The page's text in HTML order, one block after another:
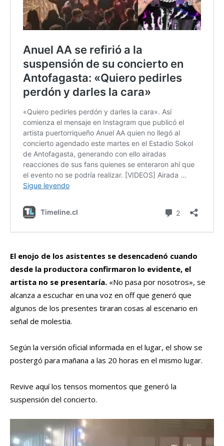
El enojo de los asistentes se desencadenó cuando
desde la productora confirmaron lo evidente, el
artista no se presentaría. «No pasa por nosotros», se
alcanza a escuchar en una voz en off que generó que
algunos de los presentes tiraran cosas al escenario en
señal de molestia.
Según la versión oficial informada en el lugar, el show se
postergó para mañana a las 20 horas en el mismo lugar.
Revive aquí los tensos momentos que generó la
suspensión del concierto.
e